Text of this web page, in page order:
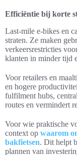
Efficiëntie bij korte
Last-mile e-bikes en
straten. Ze maken
verkeersrestricties
klanten in minder tijd
Voor retailers en
en hogere
fulfilment hubs,
routes en vermindert
Voor wie praktische
context op waarom
bakfietsen. Dit helpt
plannen van